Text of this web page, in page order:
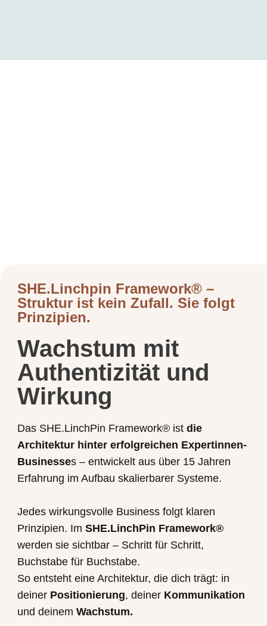
SHE.Linchpin Framework® –
Struktur ist kein Zufall. Sie folgt
Prinzipien.
Wachstum mit
Authentizität und
Wirkung
Das SHE.LinchPin Framework® ist die
Architektur hinter erfolgreichen Expertinnen-
Businesses – entwickelt aus über 15 Jahren
Erfahrung im Aufbau skalierbarer Systeme.
Jedes wirkungsvolle Business folgt klaren
Prinzipien. Im SHE.LinchPin Framework®
werden sie sichtbar – Schritt für Schritt,
Buchstabe für Buchstabe.
So entsteht eine Architektur, die dich trägt: in
deiner Positionierung, deiner Kommunikation
und deinem Wachstum.